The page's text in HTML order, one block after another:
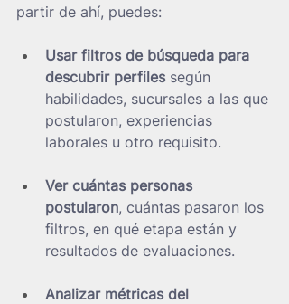
partir de ahí, puedes:
Usar filtros de búsqueda para
descubrir perfiles según
habilidades, sucursales a las que
postularon, experiencias
laborales u otro requisito.
Ver cuántas personas
postularon, cuántas pasaron los
filtros, en qué etapa están y
resultados de evaluaciones.
Analizar métricas del